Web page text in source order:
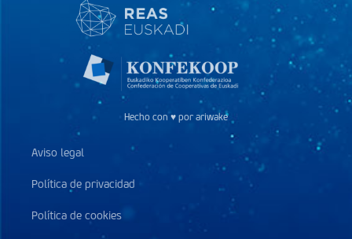
Hecho con ♥ por ariwake
Aviso legal
Política de privacidad
Política de cookies